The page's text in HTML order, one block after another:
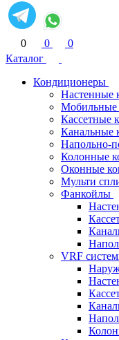
0 0
0
Каталог
Кондиционеры
Настенные
Мобильные
Кассетные
Канальные
Напольно-
Колонные
Оконные
Мульти
Фанкойлы
VRF